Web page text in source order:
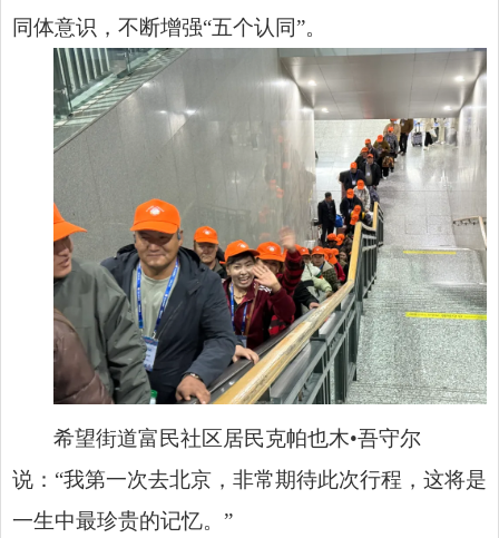
同体意识，不断增强“五个认同”。
希望街道富民社区居民克帕也木•吾守尔
说：“我第一次去北京，非常期待此次行程，这将是
一生中最珍贵的记忆。”